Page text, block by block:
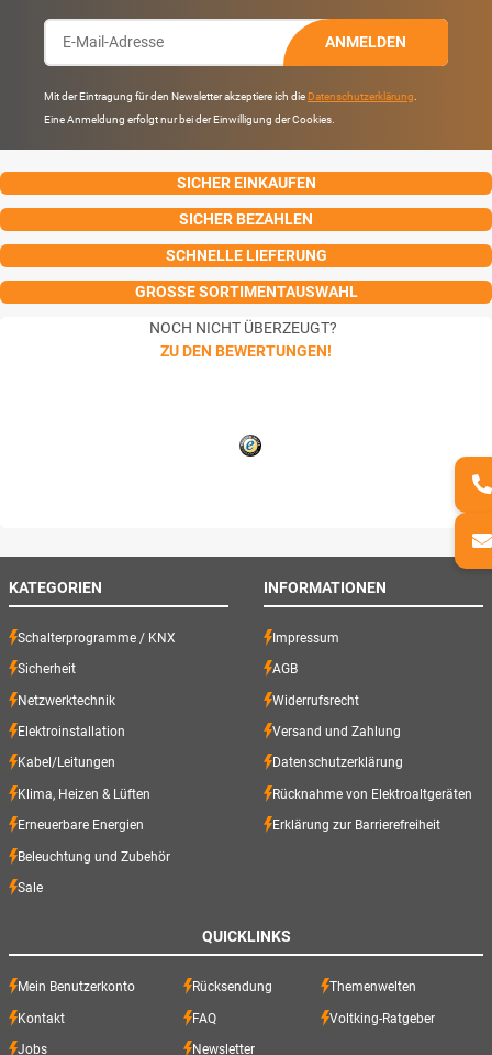
ANMELDEN
Mit der Eintragung für den Newsletter akzeptiere ich die Datenschutzerklärung
Eine Anmeldung erfolgt nur bei der Einwilligung der Cookies.
SICHER EINKAUFEN
SICHER BEZAHLEN
SCHNELLE LIEFERUNG
GROSSE SORTIMENTAUSWAHL
NOCH NICHT ÜBERZEUGT?
ZU DEN BEWERTUNGEN!
KATEGORIEN
Schalterprogramme / KNX
Sicherheit
Netzwerktechnik
Elektroinstallation
Kabel/Leitungen
Klima, Heizen & Lüften
Erneuerbare Energien
Beleuchtung und Zubehör
Sale
INFORMATIONEN
Impressum
AGB
Widerrufsrecht
Versand und Zahlung
Datenschutzerklärung
Rücknahme von Elektroaltgeräten
Erklärung zur Barrierefreiheit
QUICKLINKS
Mein Benutzerkonto Rücksendung Themenwelten
Kontakt FAQ Voltking-Ratgeber
Jobs Newsletter